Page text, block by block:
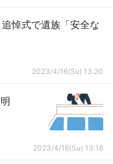
悼式で遺族「安全な
2023/4/16(Su) 13:20
2023/4/16(Su) 13:18